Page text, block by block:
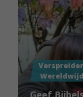
Wereldwijd
Geef